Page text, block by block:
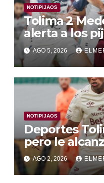
NOTIPIJAOS
Tolima 2
alerta a los
fútbol
AGO 5, 2026
NOTIPIJAOS
Deportes
pero le
Alianza
AGO 2, 2026